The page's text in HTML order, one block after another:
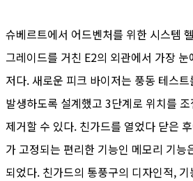
슈베르트에서 어드벤처를 위한 시스템
그레이드를 거친 E2의 외관에서 가장
저다. 새로운 피크 바이저는 풍동 테스
발생하도록 설계했고 3단계로 위치를
제거할 수 있다. 친가드를 열었다 닫은
가 고정되는 편리한 기능인 메모리 기능
되었다. 친가드의 통풍구의 디자인적,